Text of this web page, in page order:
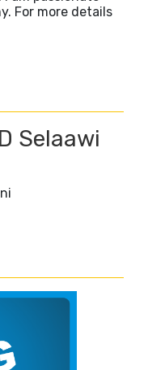
For more details
Selaawi